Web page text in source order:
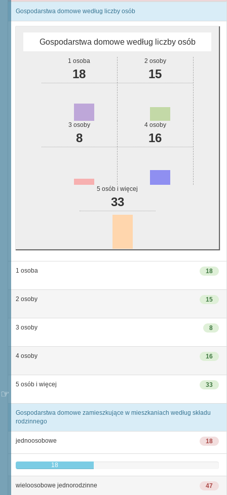
Gospodarstwa domowe według liczby osób
Gospodarstwa domowe według liczby osób
1 osoba
18
2 osoby
15
3 osoby
8
4 osoby
16
5 osób i więcej
33
18
1 osoba
15
2 osoby
8
3 osoby
16
4 osoby
33
5 osób i więcej
Gospodarstwa domowe zamieszkujące w mieszkaniach według składu
rodzinnego
18
jednoosobowe
18
47
wieloosobowe jednorodzinne